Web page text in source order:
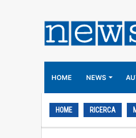
HOME NEWS
HOME RICERCA